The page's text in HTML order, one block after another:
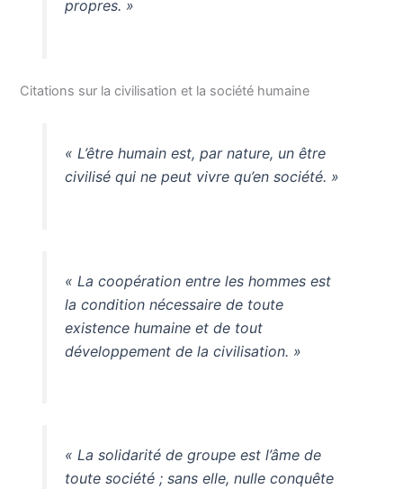
propres. »
Citations sur la civilisation et la société humaine
« L’être humain est, par nature, un être
civilisé qui ne peut vivre qu’en société. »
« La coopération entre les hommes est
la condition nécessaire de toute
existence humaine et de tout
développement de la civilisation. »
« La solidarité de groupe est l’âme de
toute société ; sans elle, nulle conquête